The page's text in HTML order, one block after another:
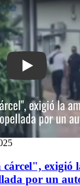
Play: "Él tiene
exigió
por un